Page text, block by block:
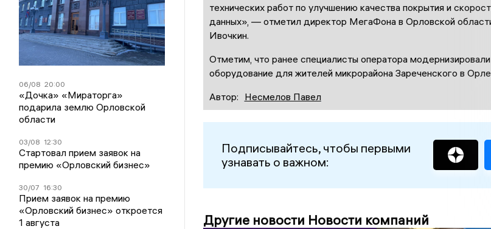
06/08 20:00
«Дочка» «Мираторга»
подарила землю Орловской
области
03/08 12:30
Стартовал прием заявок на
премию «Орловский бизнес»
30/07 16:30
Прием заявок на премию
«Орловский бизнес» откроется
1 августа
технических работ по улучшению качества покрытия и
данных», — отметил директор МегаФона в Орловской
Ивочкин.
Отметим, что ранее специалисты оператора модернизировали
оборудование для жителей микрорайона Зареченского в
Автор: Несмелов Павел
Подписывайтесь, чтобы первыми
узнавать о важном:
Другие новости Новости компаний